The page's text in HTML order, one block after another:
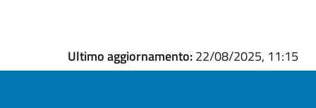
Ultimo aggiornamento:22/08/2025, 11:15